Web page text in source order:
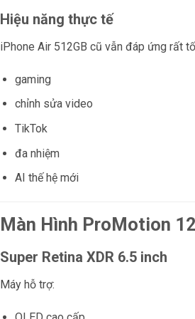
Hiệu năng thực tế
iPhone Air 512GB cũ vẫn đáp ứng rất
gaming
chỉnh sửa video
TikTok
đa nhiệm
AI thế hệ mới
Màn Hình ProMotion
Super Retina XDR 6.5 inch
Máy hỗ trợ: